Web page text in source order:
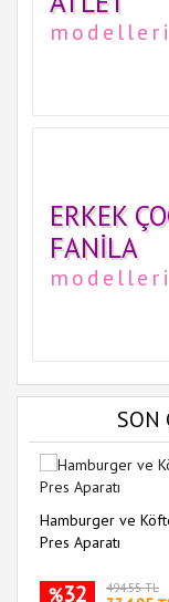
modelleri
ERKEK
FANILA
modelleri
SON
Hamburger ve
Pres Aparatı
%32 494.55 TL